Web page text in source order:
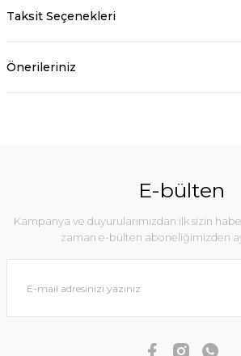
Taksit Seçenekleri
Önerileriniz
E-bülten
Kampanya ve duyurularımızdan ilk sizin
zaman e-bülten aboneliğimizden